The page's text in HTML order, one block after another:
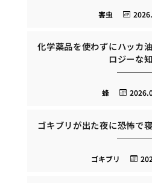
害虫
化学薬品を使わずにハッカ
ロジーな
蜂
ゴキブリが出た夜に恐怖で
ゴキブリ